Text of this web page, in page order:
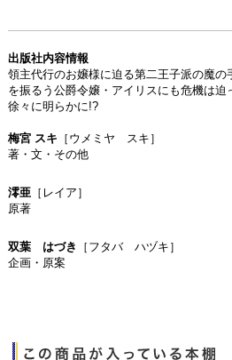
出版社内容情報
領主代行のお嬢様に迫る第二王子派の魔
を振るう公爵令嬢・アイリスにも危機は
徐々に明らかに!?
梅宮 スキ ［ウメミヤ スキ］
著・文・その他
澪亜 ［レイア］
原著
双葉 はづき
［フタバ ハヅキ］
企画・原案